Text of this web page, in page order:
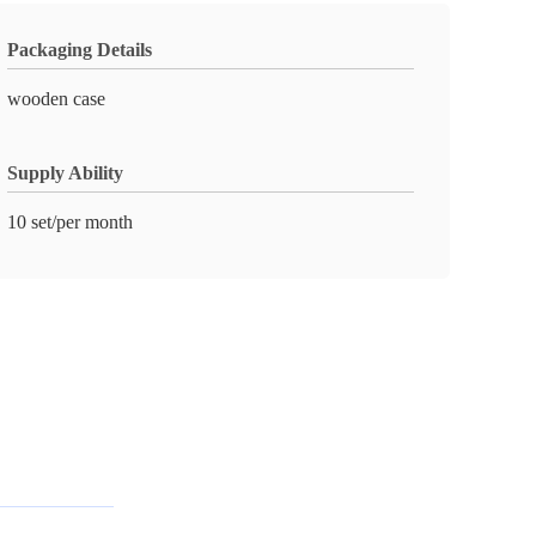
Packaging Details
wooden case
Supply Ability
10 set/per month